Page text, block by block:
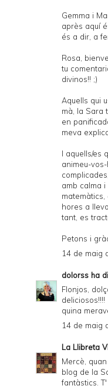
Gemma i
après aquí
és a dir, a
Rosa,
tu
divinos!! ;)
Aquells qui
mà, la Sara
en
meva
I aquells/es
animeu-
amb calma
hores a
tant, es
Petons i
14 de maig
dolorss ha
Flonjos,
deliciosos!!!!
quina
14 de maig
La Llibreta
Mercè,
blog de la
fantàstics.